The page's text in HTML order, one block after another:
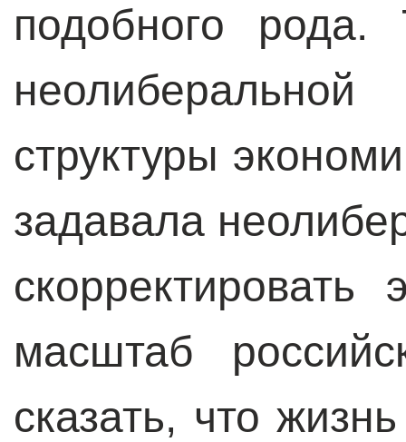
подобного
структуры
задавала
скорректировать
масштаб
сказать, что